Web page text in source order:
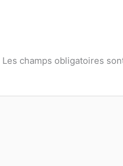
Les champs obligatoires